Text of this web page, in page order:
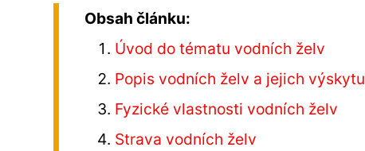
Obsah článku:
Úvod do tématu vodních želv
Popis vodních želv a jejich výskytu
Fyzické vlastnosti vodních želv
Strava vodních želv